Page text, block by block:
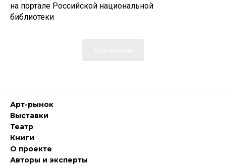
на портале Российской национальной
библиотеки
Арт-рынок
Выставки
Театр
Книги
О проекте
Авторы и эксперты